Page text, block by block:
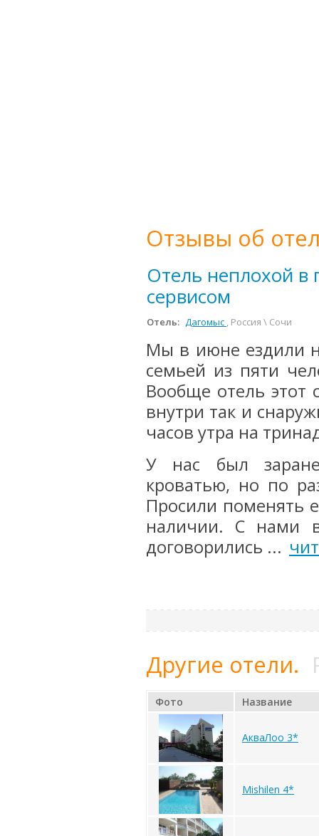
Отзывы об
Отель неплохой
сервисом
Отель: Дагомыс , Россия \ Сочи
Мы в июне ездили
семьей из пяти
Вообще отель этот
внутри так и
часов утра на
У нас был
кроватью, но по
Просили поменять
наличии. С нами
договорились ...
Другие отели.
Фото Название
АкваЛоо 3*
Mishilen 4*